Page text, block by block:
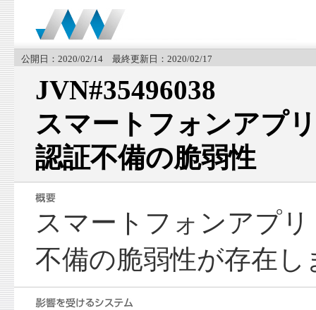
公開日：2020/02/14 最終更新日：2020/02/17
JVN#35496038
スマートフォンアプ
認証不備の脆弱性
スマートフォンアプ
不備の脆弱性が存在し